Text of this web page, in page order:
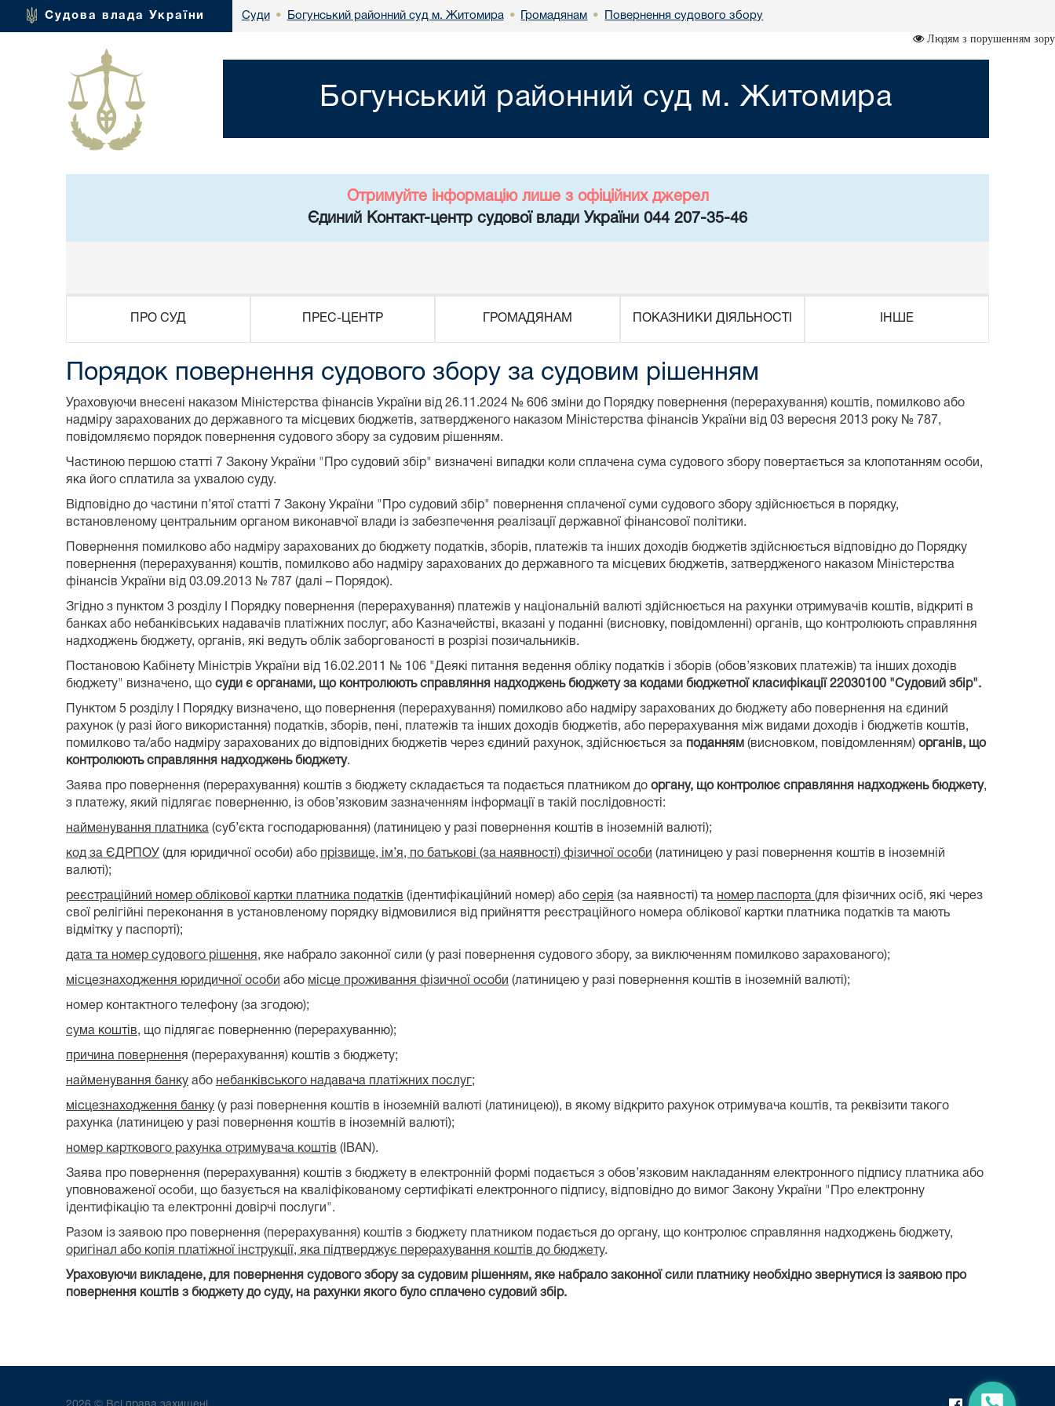
Судова влада України Суди • Богунський районний суд м. Житомира • Громадянам • Повернення судового збору
Людям з порушенням зору
Богунський районний суд м. Житомира
Отримуйте інформацію лише з офіційних джерел
Єдиний Контакт-центр судової влади України 044 207-35-46
ПРО СУД ПРЕС-ЦЕНТР ГРОМАДЯНАМ ПОКАЗНИКИ ДІЯЛЬНОСТІ ІНШЕ
Порядок повернення судового збору за судовим рішенням
Ураховуючи внесені наказом Міністерства фінансів України від 26.11.2024 № 606 зміни до Порядку повернення (перерахування) коштів, помилково або
надміру зарахованих до державного та місцевих бюджетів, затвердженого наказом Міністерства фінансів України від 03 вересня 2013 року № 787,
повідомляємо порядок повернення судового збору за судовим рішенням.
Частиною першою статті 7 Закону України "Про судовий збір" визначені випадки коли сплачена сума судового збору повертається за клопотанням особи,
яка його сплатила за ухвалою суду.
Відповідно до частини п’ятої статті 7 Закону України "Про судовий збір" повернення сплаченої суми судового збору здійснюється в порядку,
встановленому центральним органом виконавчої влади із забезпечення реалізації державної фінансової політики.
Повернення помилково або надміру зарахованих до бюджету податків, зборів, платежів та інших доходів бюджетів здійснюється відповідно до Порядку
повернення (перерахування) коштів, помилково або надміру зарахованих до державного та місцевих бюджетів, затвердженого наказом Міністерства
фінансів України від 03.09.2013 № 787 (далі – Порядок).
Згідно з пунктом 3 розділу I Порядку повернення (перерахування) платежів у національній валюті здійснюється на рахунки отримувачів коштів, відкриті в
банках або небанківських надавачів платіжних послуг, або Казначействі, вказані у поданні (висновку, повідомленні) органів, що контролюють справляння
надходжень бюджету, органів, які ведуть облік заборгованості в розрізі позичальників.
Постановою Кабінету Міністрів України від 16.02.2011 № 106 "Деякі питання ведення обліку податків і зборів (обов’язкових платежів) та інших доходів
бюджету" визначено, що суди є органами, що контролюють справляння надходжень бюджету за кодами бюджетної класифікації 22030100 "Судовий збір".
Пунктом 5 розділу I Порядку визначено, що повернення (перерахування) помилково або надміру зарахованих до бюджету або повернення на єдиний
рахунок (у разі його використання) податків, зборів, пені, платежів та інших доходів бюджетів, або перерахування між видами доходів і бюджетів коштів,
помилково та/або надміру зарахованих до відповідних бюджетів через єдиний рахунок, здійснюється за поданням (висновком, повідомленням) органів, що
контролюють справляння надходжень бюджету.
Заява про повернення (перерахування) коштів з бюджету складається та подається платником до органу, що контролює справляння надходжень бюджету,
з платежу, який підлягає поверненню, із обов’язковим зазначенням інформації в такій послідовності:
найменування платника (суб’єкта господарювання) (латиницею у разі повернення коштів в іноземній валюті);
код за ЄДРПОУ (для юридичної особи) або прізвище, ім’я, по батькові (за наявності) фізичної особи (латиницею у разі повернення коштів в іноземній
валюті);
реєстраційний номер облікової картки платника податків (ідентифікаційний номер) або серія (за наявності) та номер паспорта (для фізичних осіб, які через
свої релігійні переконання в установленому порядку відмовилися від прийняття реєстраційного номера облікової картки платника податків та мають
відмітку у паспорті);
дата та номер судового рішення, яке набрало законної сили (у разі повернення судового збору, за виключенням помилково зарахованого);
місцезнаходження юридичної особи або місце проживання фізичної особи (латиницею у разі повернення коштів в іноземній валюті);
номер контактного телефону (за згодою);
сума коштів, що підлягає поверненню (перерахуванню);
причина повернення (перерахування) коштів з бюджету;
найменування банку або небанківського надавача платіжних послуг;
місцезнаходження банку (у разі повернення коштів в іноземній валюті (латиницею)), в якому відкрито рахунок отримувача коштів, та реквізити такого
рахунка (латиницею у разі повернення коштів в іноземній валюті);
номер карткового рахунка отримувача коштів (IBAN).
Заява про повернення (перерахування) коштів з бюджету в електронній формі подається з обов’язковим накладанням електронного підпису платника або
уповноваженої особи, що базується на кваліфікованому сертифікаті електронного підпису, відповідно до вимог Закону України "Про електронну
ідентифікацію та електронні довірчі послуги".
Разом із заявою про повернення (перерахування) коштів з бюджету платником подається до органу, що контролює справляння надходжень бюджету,
оригінал або копія платіжної інструкції, яка підтверджує перерахування коштів до бюджету.
Ураховуючи викладене, для повернення судового збору за судовим рішенням, яке набрало законної сили платнику необхідно звернутися із заявою про
повернення коштів з бюджету до суду, на рахунки якого було сплачено судовий збір.